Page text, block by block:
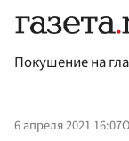
Покушение на
6 апреля 2021 16:07